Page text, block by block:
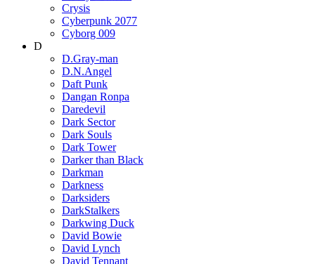
Crysis
Cyberpunk 2077
Cyborg 009
D
D.Gray-man
D.N.Angel
Daft Punk
Dangan Ronpa
Daredevil
Dark Sector
Dark Souls
Dark Tower
Darker than Black
Darkman
Darkness
Darksiders
DarkStalkers
Darkwing Duck
David Bowie
David Lynch
David Tennant